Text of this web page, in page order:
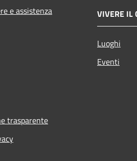
e assistenza
VIVERE IL
Luoghi
Eventi
trasparente